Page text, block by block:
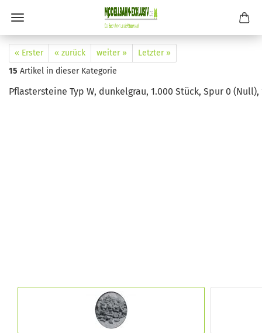
« Erster « zurück weiter »
Letzter »
15 Artikel in dieser Kategorie
Pflastersteine Typ W, dunkelgrau, 1.000 Stück, Spur 0 (Null),